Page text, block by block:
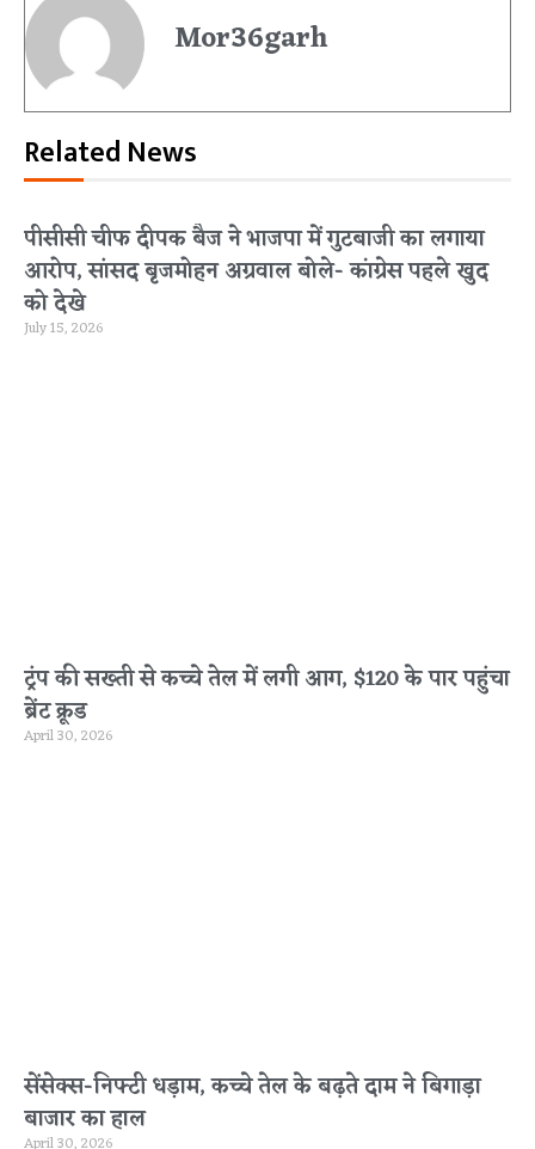
Mor36garh
Related News
पीसीसी चीफ दीपक बैज ने भाजपा में गुटबाजी का लगाया
आरोप, सांसद बृजमोहन अग्रवाल बोले- कांग्रेस पहले खुद
को देखे
July 15, 2026
ट्रंप की सख्ती से कच्चे तेल में लगी आग, $120 के पार पहुंचा
ब्रेंट क्रूड
April 30, 2026
सेंसेक्स-निफ्टी धड़ाम, कच्चे तेल के बढ़ते दाम ने बिगाड़ा
बाजार का हाल
April 30, 2026